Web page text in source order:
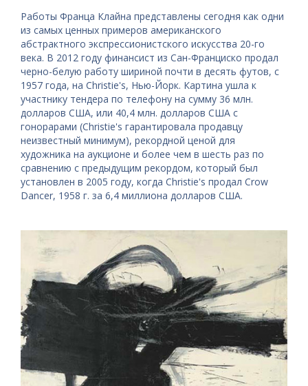
Работы Франца Клайна представлены сегодня как одни
из самых ценных примеров американского
абстрактного экспрессионистского искусства 20-го
века. В 2012 году финансист из Сан-Франциско продал
черно-белую работу шириной почти в десять футов, с
1957 года, на Christie's, Нью-Йорк. Картина ушла к
участнику тендера по телефону на сумму 36 млн.
долларов США, или 40,4 млн. долларов США с
гонорарами (Christie's гарантировала продавцу
неизвестный минимум), рекордной ценой для
художника на аукционе и более чем в шесть раз по
сравнению с предыдущим рекордом, который был
установлен в 2005 году, когда Christie's продал Crow
Dancer, 1958 г. за 6,4 миллиона долларов США.